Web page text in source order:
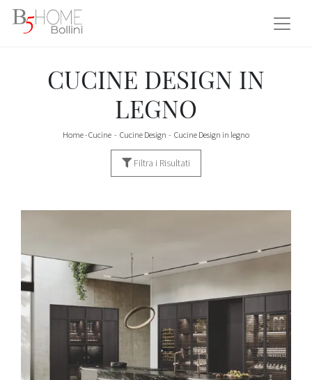
CUCINE DESIGN IN
LEGNO
Home-Cucine - Cucine Design - Cucine Design in legno
Filtra i Risultati